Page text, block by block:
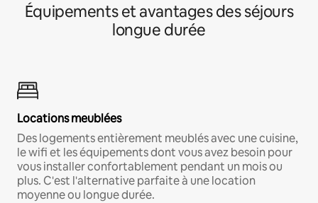
Équipements et avantages des séjours
longue durée
Locations meublées
Des logements entièrement meublés avec une cuisine,
le wifi et les équipements dont vous avez besoin pour
vous installer confortablement pendant un mois ou
plus. C'est l'alternative parfaite à une location
moyenne ou longue durée.